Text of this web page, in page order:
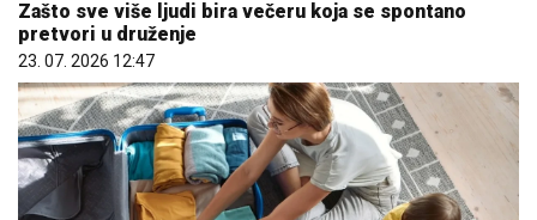
Zašto sve više ljudi bira večeru koja se spontano
pretvori u druženje
23. 07. 2026 12:47